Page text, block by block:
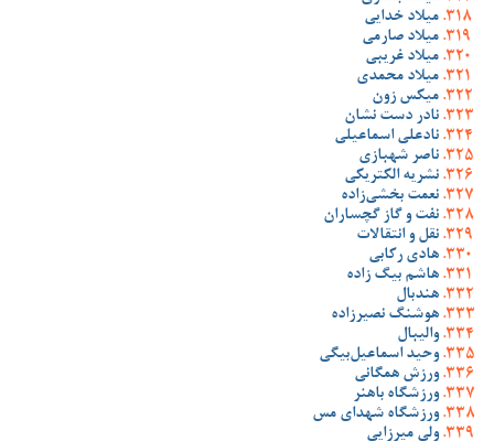
میلاد خدایی
میلاد صارمی
میلاد غریبی
میلاد محمدی
میکس زون
نادر دست نشان
نادعلی اسماعیلی
ناصر شهبازی
نشریه الکتریکی
نعمت بخشی‌زاده
نفت و گاز گچساران
نقل و انتقالات
هادی رکابی
هاشم بیگ زاده
هندبال
هوشنگ نصیرزاده
والیبال
وحید اسماعیل‌بیگی
ورزش همگانی
ورزشگاه باهنر
ورزشگاه شهدای مس
ولی میرزایی